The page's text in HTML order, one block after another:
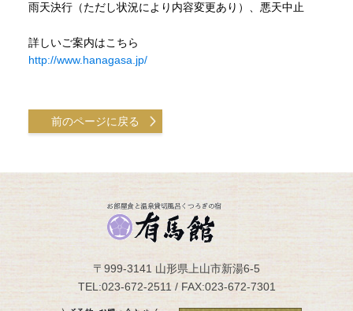
雨天決行（ただし状況により内容変更あり）、悪天中止
詳しいご案内はこちら
http://www.hanagasa.jp/
前のページに戻る
〒999-3141 山形県上山市新湯6-5
TEL:023-672-2511 / FAX:023-672-7301